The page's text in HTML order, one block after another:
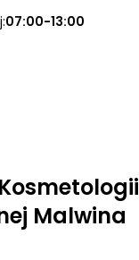
07:00-13:00
Malwina